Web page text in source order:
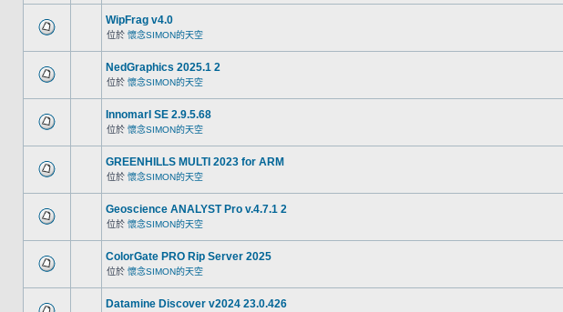
WipFrag v4.0
位於 懷念SIMON的天空
NedGraphics 2025.1 2
位於 懷念SIMON的天空
InnomarI SE 2.9.5.68
位於 懷念SIMON的天空
GREENHILLS MULTI 2023 for ARM
位於 懷念SIMON的天空
Geoscience ANALYST Pro v.4.7.1 2
位於 懷念SIMON的天空
ColorGate PRO Rip Server 2025
位於 懷念SIMON的天空
Datamine Discover v2024 23.0.426